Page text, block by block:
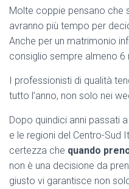
Molte coppie pensano che
avranno più tempo per
Anche per un matrimonio
consiglio sempre almeno 6
I professionisti di qualità
tutto l’anno, non solo nei
Dopo quindici anni passati
e le regioni del Centro-Sud
certezza che quando
non è una decisione da
giusto vi garantisce non